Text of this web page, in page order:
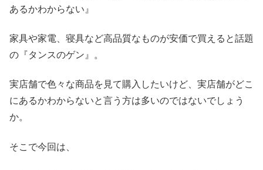
あるかわからない』
家具や家電、寝具など高品質なものが安価で買えると話題
の『タンスのゲン』。
実店舗で色々な商品を見て購入したいけど、実店舗がどこ
にあるかわからないと言う方は多いのではないでしょう
か。
そこで今回は、